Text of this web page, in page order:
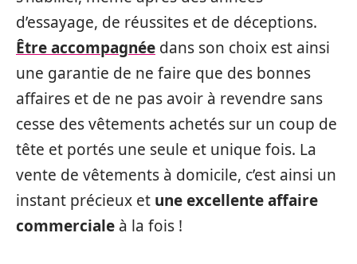
d’essayage, de réussites et de déceptions.
Être accompagnée dans son choix est ainsi
une garantie de ne faire que des bonnes
affaires et de ne pas avoir à revendre sans
cesse des vêtements achetés sur un coup de
tête et portés une seule et unique fois. La
vente de vêtements à domicile, c’est ainsi un
instant précieux et une excellente affaire
commerciale à la fois !